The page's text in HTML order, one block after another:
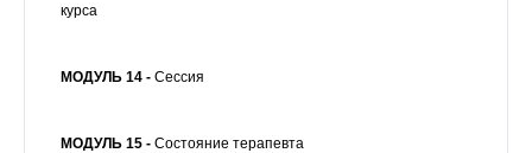
курса
МОДУЛЬ 14 - Сессия
МОДУЛЬ 15 - Состояние терапевта